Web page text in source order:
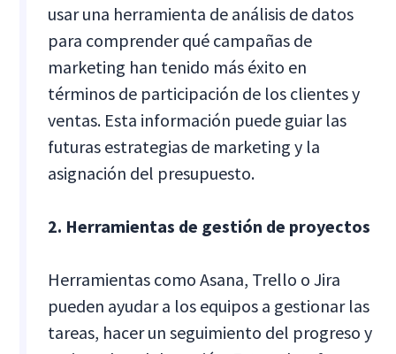
usar una herramienta de análisis de datos
para comprender qué campañas de
marketing han tenido más éxito en
términos de participación de los clientes y
ventas. Esta información puede guiar las
futuras estrategias de marketing y la
asignación del presupuesto.
2. Herramientas de gestión de proyectos
Herramientas como Asana, Trello o Jira
pueden ayudar a los equipos a gestionar las
tareas, hacer un seguimiento del progreso y